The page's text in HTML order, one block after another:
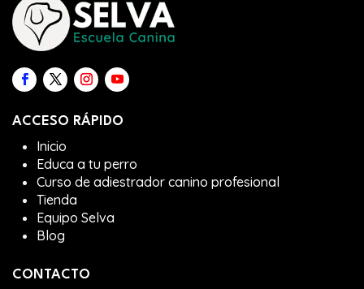
ACCESO RÁPIDO
Inicio
Educa a tu perro
Curso de adiestrador canino profesional
Tienda
Equipo Selva
Blog
CONTACTO